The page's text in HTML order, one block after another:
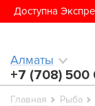
Доступна
Алматы
+7 (708) 500
Главная Рыба